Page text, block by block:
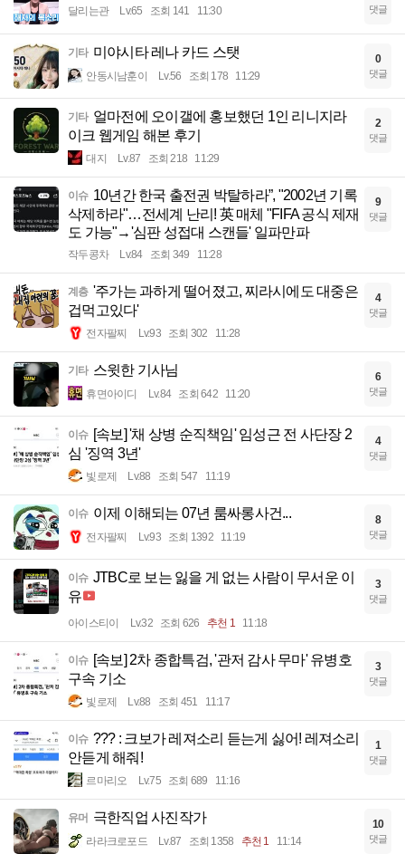
달리는관 Lv.65 조회 141 11:30 댓글
기타 미야시타 레나 카드 스탯
안동시남훈이 Lv.56 조회 178 11:29
0
댓글
기타 얼마전에 오이갤에 홍보했던 1인 리니지라
이크 웹게임 해본 후기
대지 Lv.87 조회 218 11:29
2
댓글
이슈 10년간 한국 출전권 박탈하라”, "2002년 기록
삭제하라"…전세계 난리! 英 매체 "FIFA 공식 제재
도 가능"→'심판 성접대 스캔들' 일파만파
작두콩차 Lv.84 조회 349 11:28
9
댓글
계층 '주가는 과하게 떨어졌고, 찌라시에도 대중은
겁먹고있다'
전자팔찌 Lv.93 조회 302 11:28
4
댓글
기타 스윗한 기사님
휴면아이디 Lv.84 조회 642 11:20
6
댓글
이슈 [속보] '채 상병 순직책임' 임성근 전 사단장 2
심 '징역 3년'
빛로제 Lv.88 조회 547 11:19
4
댓글
이슈 이제 이해되는 07년 룸싸롱사건...
전자팔찌 Lv.93 조회 1392 11:19
8
댓글
이슈 JTBC로 보는 잃을 게 없는 사람이 무서운 이
유
아이스티이 Lv.32 조회 626 추천 1 11:18
3
댓글
이슈 [속보] 2차 종합특검, '관저 감사 무마' 유병호
구속 기소
빛로제 Lv.88 조회 451 11:17
3
댓글
이슈 ??? : 크보가 레져소리 듣는게 싫어! 레져소리
안듣게 해줘!
르마리오 Lv.75 조회 689 11:16
1
댓글
유머 극한직업 사진작가
라라크로포드 Lv.87 조회 1358 추천 1 11:14
10
댓글